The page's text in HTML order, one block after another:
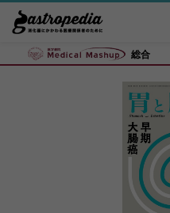
総合